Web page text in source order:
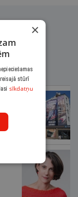
×
stūrī
sīkdatņu